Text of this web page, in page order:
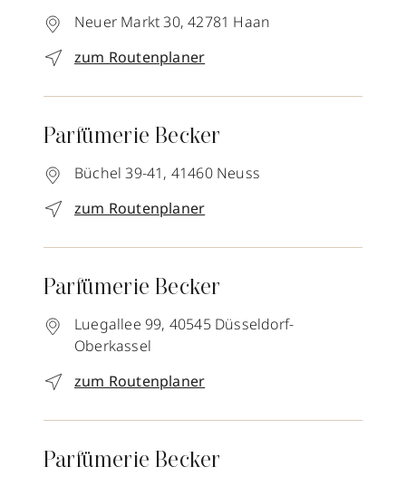
Neuer Markt 30, 42781 Haan
zum Routenplaner
Parfümerie Becker
Büchel 39-41, 41460 Neuss
zum Routenplaner
Parfümerie Becker
Luegallee 99, 40545 Düsseldorf-
Oberkassel
zum Routenplaner
Parfümerie Becker